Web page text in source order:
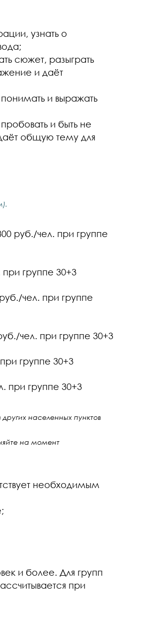
узнать о
сюжет, разыграть
и даёт
и выражать
и быть не
общую тему для
руб./чел. при группе
при группе 30+3
чел. при группе
чел. при группе 30+3
группе 30+3
при группе 30+3
населенных пунктов
на момент
необходимым
и более. Для групп
при